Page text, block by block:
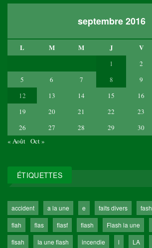
septembre 2016
L M M J V
1 2
5
6 7 8 9
12
13 14 15 16
19
20 21 22 23
26
27 28 29
30
« Août Oct »
ÉTIQUETTES
accident a la une e faits divers fash
flah
flas flasf flash Flash la une
flsah
Ia une flash incendie l LA